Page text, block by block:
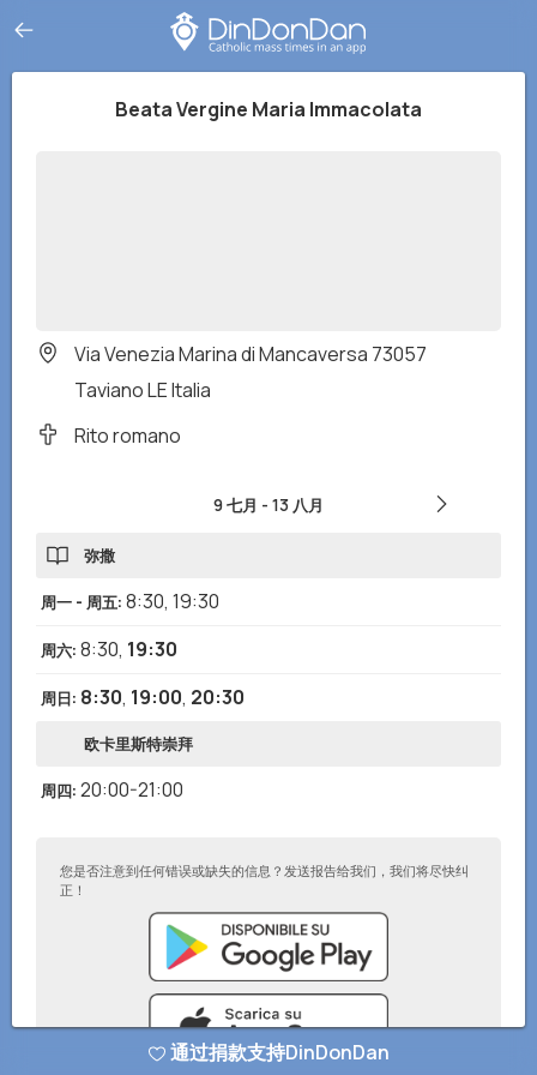
Beata Vergine Maria Immacolata
Via Venezia Marina di Mancaversa 73057
Taviano LE Italia
Rito romano
9 七月 - 13 八月
弥撒
周一 - 周五: 8:30, 19:30
周六: 8:30, 19:30
周日: 8:30, 19:00, 20:30
欧卡里斯特崇拜
周四: 20:00-21:00
您是否注意到任何错误或缺失的信息？发送报告给我们，我们将尽快纠
正！
通过捐款支持DinDonDan